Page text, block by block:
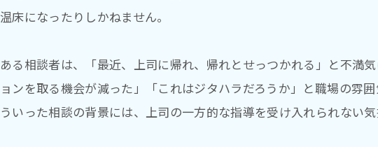
温床になったりしかねません。
ある相談者は、「最近、上司に帰れ、帰れとせっつかれる」と不満
ョンを取る機会が減った」「これはジタハラだろうか」と職場の雰
ういった相談の背景には、上司の一方的な指導を受け入れられない気